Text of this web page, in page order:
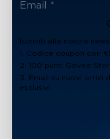
Iscriviti alla nostra
1. Codice coupon con
2. 100 punti Govee
3. Email su nuovi arrivi
esclusivi